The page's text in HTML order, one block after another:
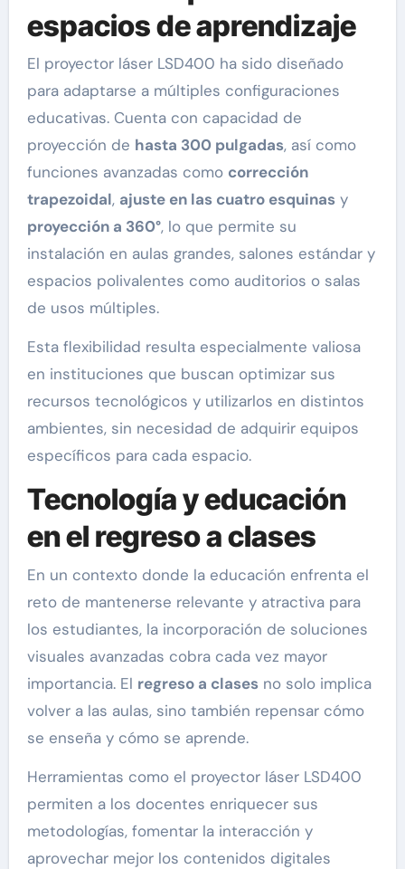
espacios de aprendizaje
El proyector láser LSD400 ha sido diseñado
para adaptarse a múltiples configuraciones
educativas. Cuenta con capacidad de
proyección de hasta 300 pulgadas, así como
funciones avanzadas como corrección
trapezoidal, ajuste en las cuatro esquinasy
proyección a 360°, lo que permite su
instalación en aulas grandes, salones estándar y
espacios polivalentes como auditorios o salas
de usos múltiples.
Esta flexibilidad resulta especialmente valiosa
en instituciones que buscan optimizar sus
recursos tecnológicos y utilizarlos en distintos
ambientes, sin necesidad de adquirir equipos
específicos para cada espacio.
Tecnología y educación
en el regreso a clases
En un contexto donde la educación enfrenta el
reto de mantenerse relevante y atractiva para
los estudiantes, la incorporación de soluciones
visuales avanzadas cobra cada vez mayor
importancia. El regreso a clasesno solo implica
volver a las aulas, sino también repensar cómo
se enseña y cómo se aprende.
Herramientas como el proyector láser LSD400
permiten a los docentes enriquecer sus
metodologías, fomentar la interacción y
aprovechar mejor los contenidos digitales